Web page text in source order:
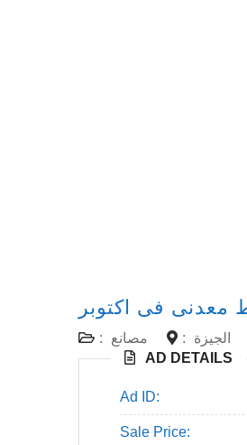
معدنى فى اكتوبر
: مصانع :
الجيزة
AD DETAILS
Ad ID:
Sale Price: